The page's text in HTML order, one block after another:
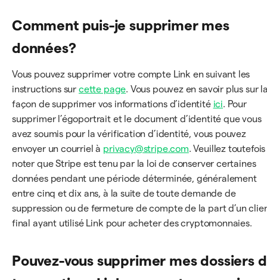
Comment puis-je supprimer mes
données?
Vous pouvez supprimer votre compte Link en suivant les
instructions sur cette page. Vous pouvez en savoir plus sur
façon de supprimer vos informations d’identité ici. Pour
supprimer l’égoportrait et le document d’identité que vous
avez soumis pour la vérification d’identité, vous pouvez
envoyer un courriel à privacy@stripe.com. Veuillez toutefois
noter que Stripe est tenu par la loi de conserver certaines
données pendant une période déterminée, généralement
entre cinq et dix ans, à la suite de toute demande de
suppression ou de fermeture de compte de la part d’un
final ayant utilisé Link pour acheter des cryptomonnaies.
Pouvez-vous supprimer mes dossiers